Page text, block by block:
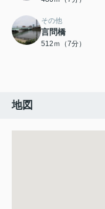
その他
言問橋
512ｍ（7分）
地図